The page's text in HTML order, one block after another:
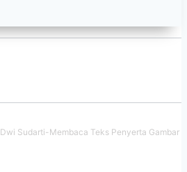
Dwi Sudarti-Membaca Teks Penyerta Gambar